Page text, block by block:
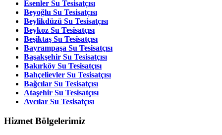
Esenler Su Tesisatçısı
Beyoğlu Su Tesisatçısı
Beylikdüzü Su Tesisatçısı
Beykoz Su Tesisatçısı
Beşiktaş Su Tesisatçısı
Bayrampaşa Su Tesisatçısı
Başakşehir Su Tesisatçısı
Bakırköy Su Tesisatçısı
Bahçelievler Su Tesisatçısı
Bağcılar Su Tesisatçısı
Ataşehir Su Tesisatçısı
Avcılar Su Tesisatçısı
Hizmet Bölgelerimiz